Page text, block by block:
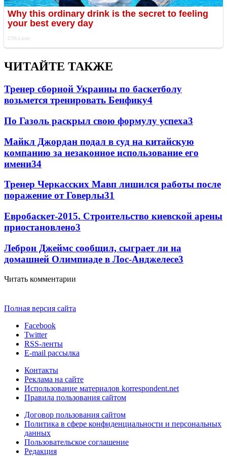
ЧИТАЙТЕ ТАКЖЕ
Тренер сборной Украины по баскетболу
возьмется тренировать Бенфику4
По Газоль раскрыл свою формулу успеха3
Майкл Джордан подал в суд на китайскую
компанию за незаконное использование его
имени34
Тренер Черкасских Мавп лишился работы после
поражение от Говерлы31
Евробаскет-2015. Строительство киевской арены
приостановлено3
Леброн Джеймс сообщил, сыграет ли на
домашней Олимпиаде в Лос-Анджелесе3
Читать комментарии
Полная версия сайта
Facebook
Twitter
RSS-ленты
E-mail рассылка
Контакты
Реклама на сайте
Использование материалов korrespondent.net
Правила пользования сайтом
Договор пользования сайтом
Политика в сфере конфиденциальности и персональных
данных
Пользовательское соглашение
Редакция